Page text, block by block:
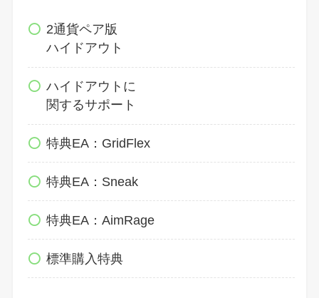
2通貨ペア版
ハイドアウト
ハイドアウトに
関するサポート
特典EA：GridFlex
特典EA：Sneak
特典EA：AimRage
標準購入特典